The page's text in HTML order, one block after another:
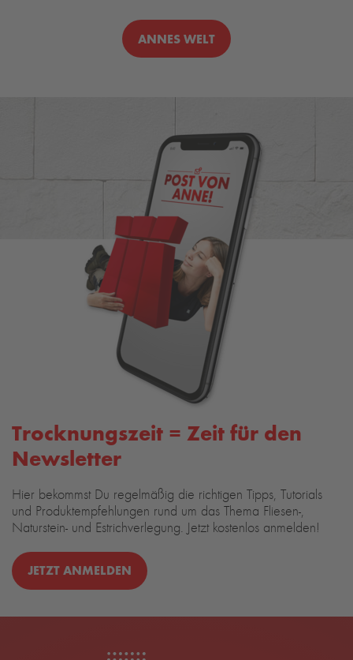
ANNES WELT
Trocknungszeit = Zeit für den
Newsletter
Hier bekommst Du regelmäßig die richtigen Tipps, Tutorials
und Produktempfehlungen rund um das Thema Fliesen-,
Naturstein- und Estrichverlegung. Jetzt kostenlos anmelden!
JETZT ANMELDEN